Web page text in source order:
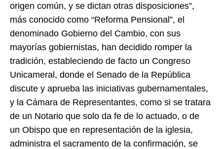
origen común, y se dictan otras disposiciones”,
más conocido como “Reforma Pensional”, el
denominado Gobierno del Cambio, con sus
mayorías gobiernistas, han decidido romper la
tradición, estableciendo de facto un Congreso
Unicameral, donde el Senado de la República
discute y aprueba las iniciativas gubernamentales,
y la Cámara de Representantes, como si se tratara
de un Notario que solo da fe de lo actuado, o de
un Obispo que en representación de la iglesia,
administra el sacramento de la confirmación, se